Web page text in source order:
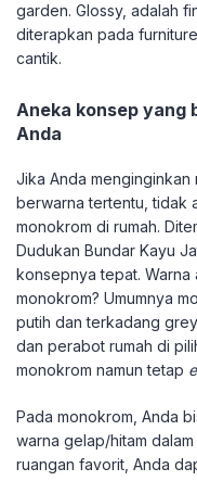
garden. Glossy, adalah
diterapkan pada
cantik.
Aneka konsep yang
Anda
Jika Anda
berwarna tertentu, tidak
monokrom di rumah.
Dudukan Bundar Kayu
konsepnya tepat. Warna
monokrom? Umumnya
putih dan terkadang
dan perabot rumah di
monokrom namun tetap
Pada monokrom, Anda
warna gelap/hitam
ruangan favorit, Anda